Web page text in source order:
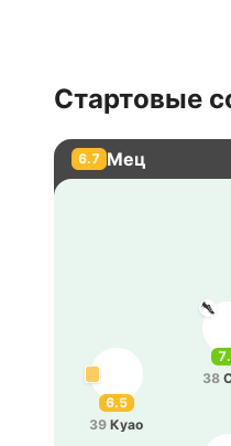
Стартовые
6.7 Мец
6.5
39 Куао
38